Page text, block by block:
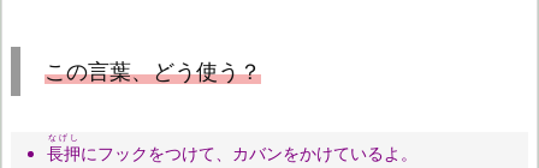
この言葉、どう使う？
長押
なげし
にフックをつけて、カバンをかけているよ。